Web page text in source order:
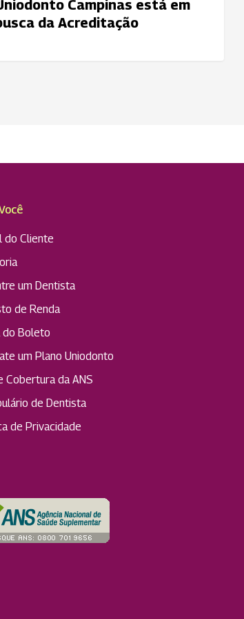
Campinas está em
da Acreditação
do Cliente
um Dentista
de Renda
do Boleto
um Plano Uniodonto
Cobertura da ANS
de Dentista
de Privacidade